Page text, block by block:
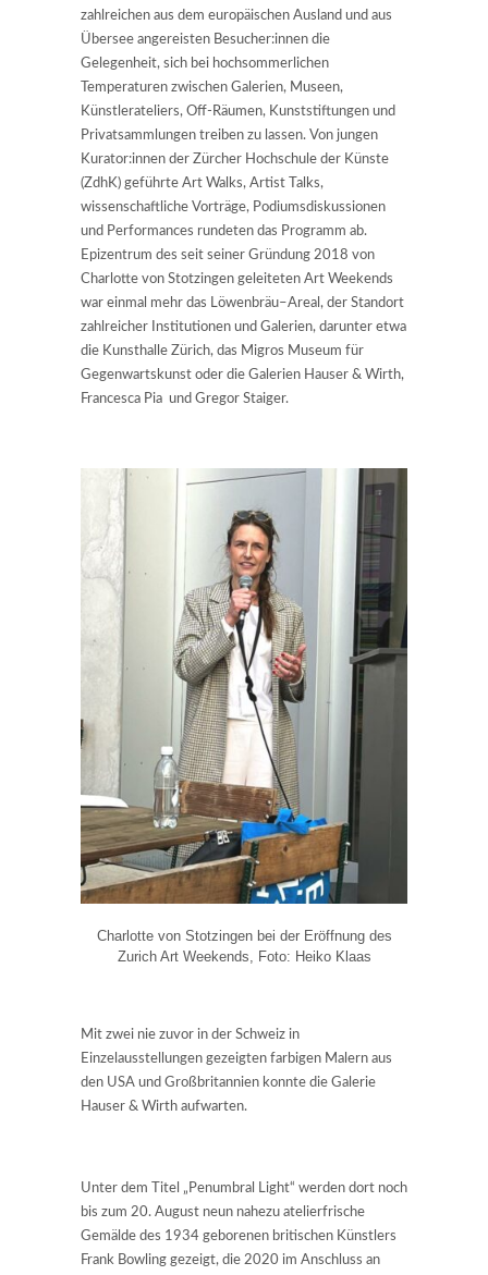
zahlreichen aus dem europäischen Ausland und aus
Übersee angereisten Besucher:innen die
Gelegenheit, sich bei hochsommerlichen
Temperaturen zwischen Galerien, Museen,
Künstlerateliers, Off-Räumen, Kunststiftungen und
Privatsammlungen treiben zu lassen. Von jungen
Kurator:innen der Zürcher Hochschule der Künste
(ZdhK) geführte Art Walks, Artist Talks,
wissenschaftliche Vorträge, Podiumsdiskussionen
und Performances rundeten das Programm ab.
Epizentrum des seit seiner Gründung 2018 von
Charlotte von Stotzingen geleiteten Art Weekends
war einmal mehr das Löwenbräu–Areal, der Standort
zahlreicher Institutionen und Galerien, darunter etwa
die Kunsthalle Zürich, das Migros Museum für
Gegenwartskunst oder die Galerien Hauser & Wirth,
Francesca Pia und Gregor Staiger.
Charlotte von Stotzingen bei der Eröffnung des
Zurich Art Weekends, Foto: Heiko Klaas
Mit zwei nie zuvor in der Schweiz in
Einzelausstellungen gezeigten farbigen Malern aus
den USA und Großbritannien konnte die Galerie
Hauser & Wirth aufwarten.
Unter dem Titel „Penumbral Light“ werden dort noch
bis zum 20. August neun nahezu atelierfrische
Gemälde des 1934 geborenen britischen Künstlers
Frank Bowling gezeigt, die 2020 im Anschluss an